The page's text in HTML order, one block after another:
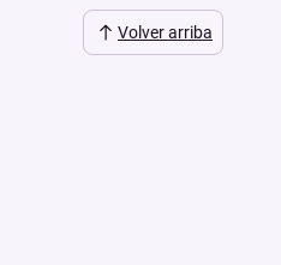
Volver arriba